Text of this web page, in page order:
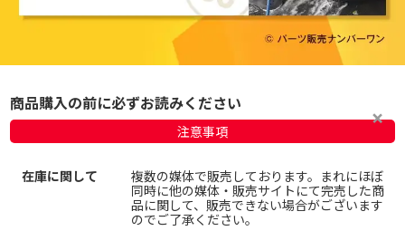
商品購入の前に必ずお読みください
注意事項
在庫に関して
複数の媒体で販売しております。まれにほぼ
同時に他の媒体・販売サイトにて完売した商
品に関して、販売できない場合がございます
のでご了承ください。